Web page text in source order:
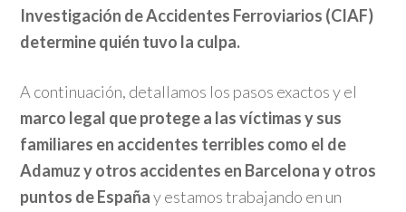
Investigación de Accidentes Ferroviarios (CIAF)
determine quién tuvo la culpa.
A continuación, detallamos los pasos exactos y el
marco legal que protege a las víctimas y sus
familiares en accidentes terribles como el de
Adamuz y otros accidentes en Barcelona y otros
puntos de Españay estamos trabajando en un